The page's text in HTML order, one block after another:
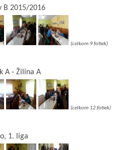
B 2015/2016
(celkom 9 fotiek)
A - Žilina A
(celkom 12 fotiek)
1. liga